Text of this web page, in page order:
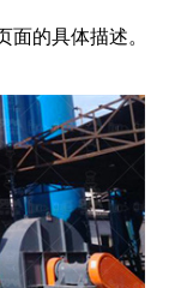
面的具体描述。